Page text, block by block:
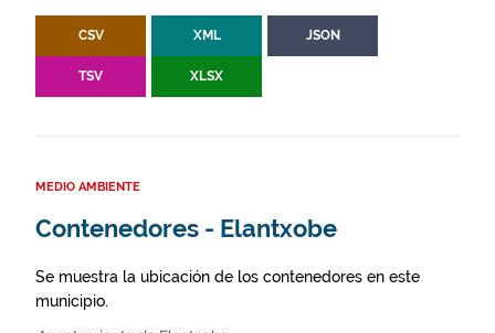
CSV XML JSON
TSV XLSX
MEDIO AMBIENTE
Contenedores - Elantxobe
Se muestra la ubicación de los contenedores en este
municipio.